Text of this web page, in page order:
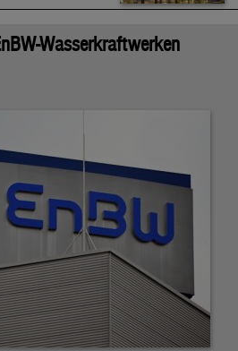
Wasserkraftwerken